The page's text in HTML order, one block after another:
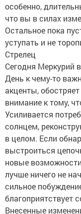
особенно,
что вы в силах
Остальное пока
уступать и не
Стрелец
Сегодня Меркурий
День к чему-то
акценты,
внимание к тому,
Усиливается
солнцем,
в целом. Если
выстроиться
новые
лучше ничего не
сильное
благоприятствует
Внесенные